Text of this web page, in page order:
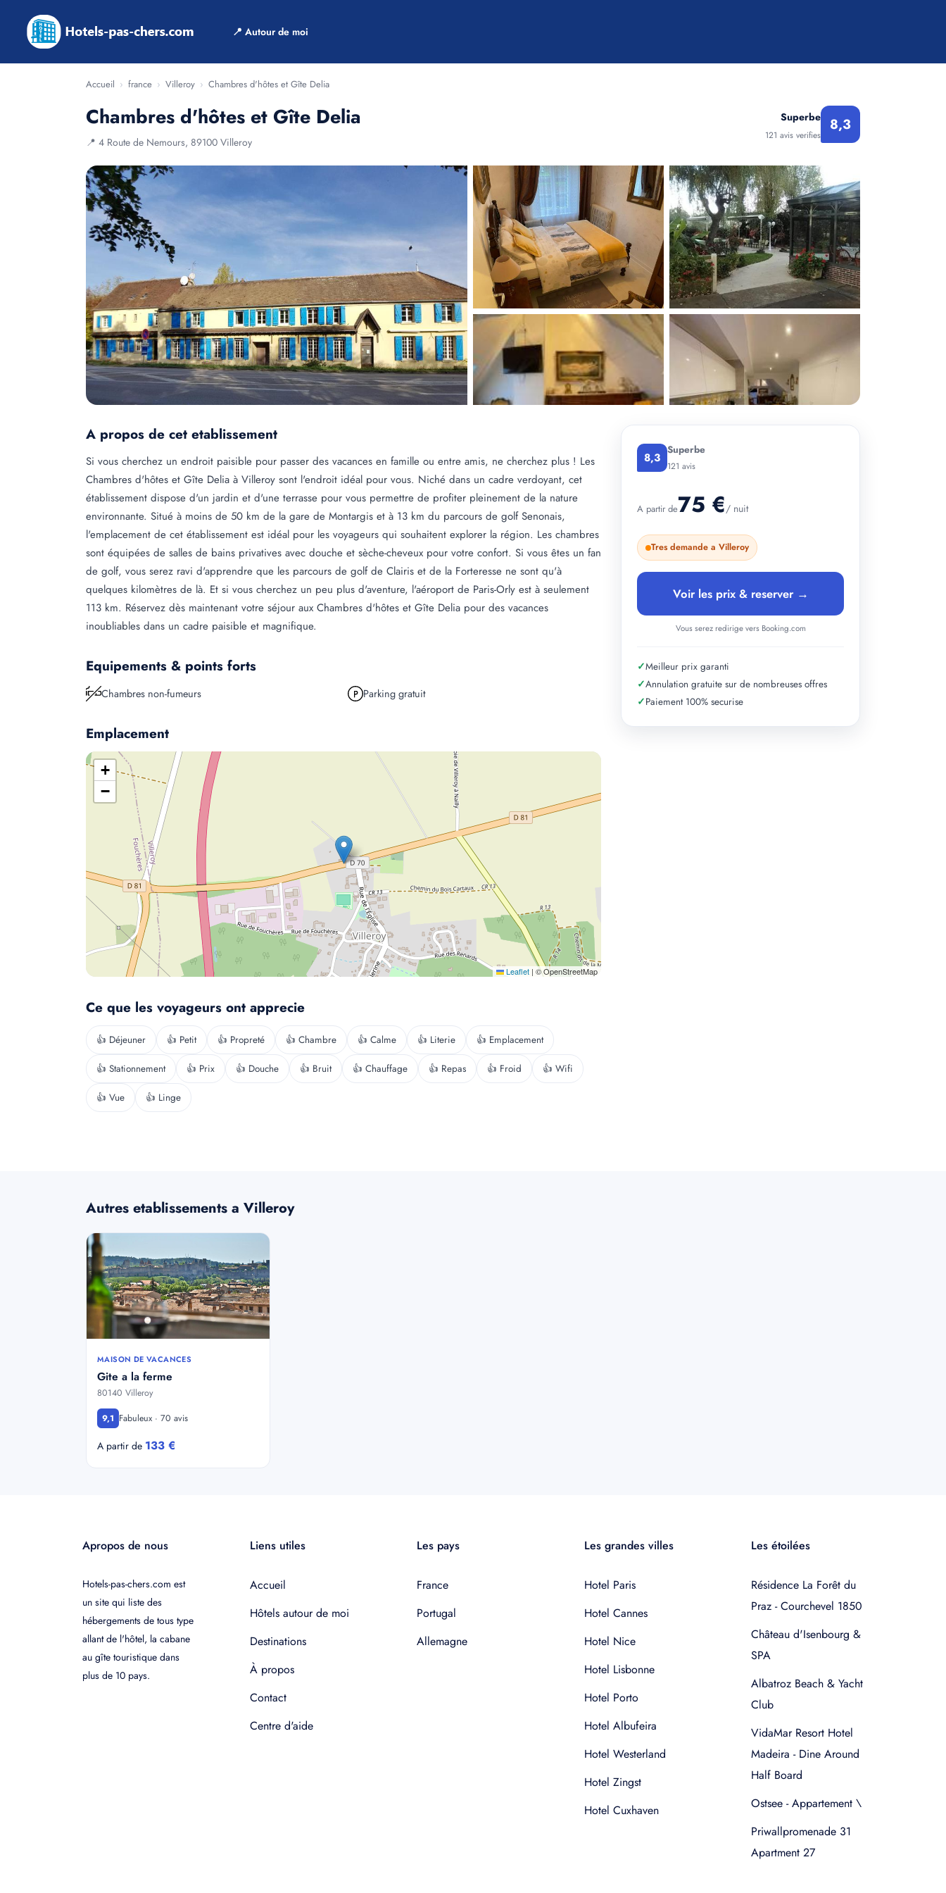
📍 Autour de moi
Accueil › france › Villeroy › Chambres d'hôtes et Gîte Delia
Chambres d'hôtes et Gîte Delia
📍 4 Route de Nemours, 89100 Villeroy
Superbe
121 avis verifies
8,3
A propos de cet etablissement
Si vous cherchez un endroit paisible pour passer des vacances en famille ou entre amis, ne cherchez plus ! Les
Chambres d'hôtes et Gîte Delia à Villeroy sont l'endroit idéal pour vous. Niché dans un cadre verdoyant, cet
établissement dispose d'un jardin et d'une terrasse pour vous permettre de profiter pleinement de la nature
environnante. Situé à moins de 50 km de la gare de Montargis et à 13 km du parcours de golf Senonais,
l'emplacement de cet établissement est idéal pour les voyageurs qui souhaitent explorer la région. Les chambres
sont équipées de salles de bains privatives avec douche et sèche-cheveux pour votre confort. Si vous êtes un fan
de golf, vous serez ravi d'apprendre que les parcours de golf de Clairis et de la Forteresse ne sont qu'à
quelques kilomètres de là. Et si vous cherchez un peu plus d'aventure, l'aéroport de Paris-Orly est à seulement
113 km. Réservez dès maintenant votre séjour aux Chambres d'hôtes et Gîte Delia pour des vacances
inoubliables dans un cadre paisible et magnifique.
Equipements & points forts
Chambres non-fumeurs Parking gratuit
Emplacement
+
−
Leaflet | © OpenStreetMap
Ce que les voyageurs ont apprecie
👍 Déjeuner 👍 Petit 👍 Propreté 👍 Chambre 👍 Calme 👍 Literie 👍 Emplacement
👍 Stationnement 👍 Prix 👍 Douche 👍 Bruit 👍 Chauffage 👍 Repas 👍 Froid 👍 Wifi
👍 Vue 👍 Linge
8,3 Superbe
121 avis
A partir de75 €/ nuit
Tres demande a Villeroy
Voir les prix & reserver →
Vous serez redirige vers Booking.com
✓Meilleur prix garanti
✓Annulation gratuite sur de nombreuses offres
✓Paiement 100% securise
Autres etablissements a Villeroy
MAISON DE VACANCES
Gite a la ferme
80140 Villeroy
9,1 Fabuleux · 70 avis
A partir de 133 €
Apropos de nous
Hotels-pas-chers.com est
un site qui liste des
hébergements de tous type
allant de l'hôtel, la cabane
au gîte touristique dans
plus de 10 pays.
Liens utiles
Accueil
Hôtels autour de moi
Destinations
À propos
Contact
Centre d'aide
Les pays
France
Portugal
Allemagne
Les grandes villes
Hotel Paris
Hotel Cannes
Hotel Nice
Hotel Lisbonne
Hotel Porto
Hotel Albufeira
Hotel Westerland
Hotel Zingst
Hotel Cuxhaven
Les étoilées
Résidence La Forêt du
Praz - Courchevel 1850
Château d'Isenbourg &
SPA
Albatroz Beach & Yacht
Club
VidaMar Resort Hotel
Madeira - Dine Around
Half Board
Ostsee - Appartement \
Priwallpromenade 31
Apartment 27